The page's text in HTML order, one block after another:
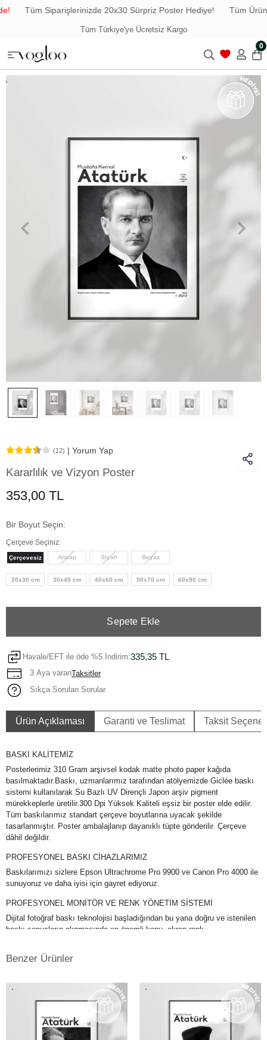
Tüm Siparişlerinizde 20x30 Sürpriz Poster Hediye! Tüm
Tüm Türkiye'ye Ücretsiz Kargo
0
(12) | Yorum Yap
Kararlılık ve Vizyon Poster
353,00 TL
Bir Boyut Seçin:
Çerçeve Seçiniz:
Çerçevesiz Ahşap Siyah Beyaz
20x30 cm 30x45 cm 40x60 cm 50x70 cm 60x90 cm
Sepete Ekle
Havale/EFT ile öde %5 İndirim:335,35 TL
3 Aya varanTaksitler
Sıkça Sorulan Sorular
Ürün Açıklaması Garanti ve Teslimat Taksit
BASKI KALİTEMİZ
Posterlerimiz 310 Gram arşivsel kodak matte photo paper kağıda
basılmaktadır.Baskı, uzmanlarımız tarafından atölyemizde Giclée baskı
sistemi kullanılarak Su Bazlı UV Dirençli Japon arşiv pigment
mürekkeplerle üretilir.300 Dpi Yüksek Kaliteli eşsiz bir poster elde edilir.
Tüm baskılarımız standart çerçeve boyutlarına uyacak şekilde
tasarlanmıştır. Poster ambalajlanıp dayanıklı tüpte gönderilir. Çerçeve
dâhil değildir.
PROFESYONEL BASKI CİHAZLARIMIZ
Baskılarımızı sizlere Epson Ultrachrome Pro 9900 ve Canon Pro 4000 ile
sunuyoruz ve daha iyisi için gayret ediyoruz.
PROFESYONEL MONİTÖR VE RENK YÖNETİM SİSTEMİ
Dijital fotoğraf baskı teknolojisi başladığından bu yana doğru ve istenilen
baskı sonuçların alınmasında en önemli konu, ekran renk
da profesyonel monitör kullanımını gerektirmektedir. Kullanmış
olduğumuz Eizo monitörlerde düzenli aralıklarla renk kalibrasyonu
çıkmaktadır. Ayrıca kullandığımız tüm kağıtlarımız için en hassas ve
eşsiz renk profillerini atölyemizde kendimiz yapmaktayız.
Benzer Ürünler